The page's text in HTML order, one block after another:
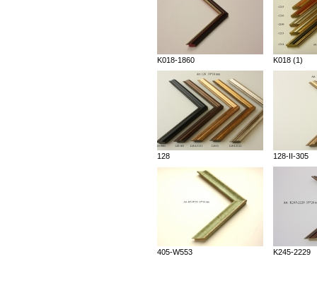
K018-1860 K018 (1)
128 128-II-305
405-W553 K245-2229